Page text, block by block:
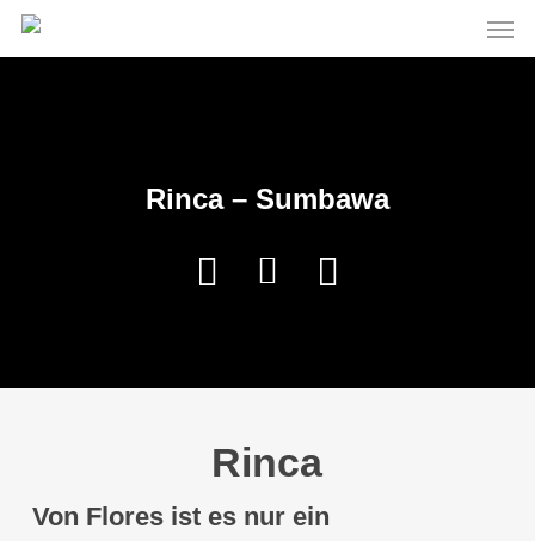
Skip
Rinca – Sumbawa
Rinca
Von Flores ist es nur ein